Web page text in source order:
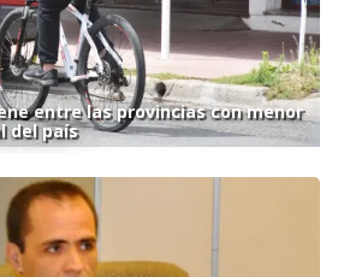
entre las provincias con menor
del país